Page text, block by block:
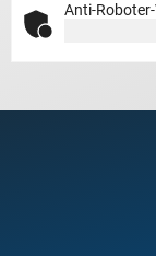
Anti-